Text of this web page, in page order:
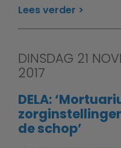
Lees verder
DINSDAG 21
2017
DELA:
de schop’